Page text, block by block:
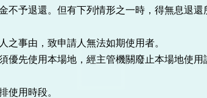
不予退還。但有下列情形之一時，得無息退還
事由，致申請人無法如期使用者。
先使用本場地，經主管機關廢止本場地使用
用時段。